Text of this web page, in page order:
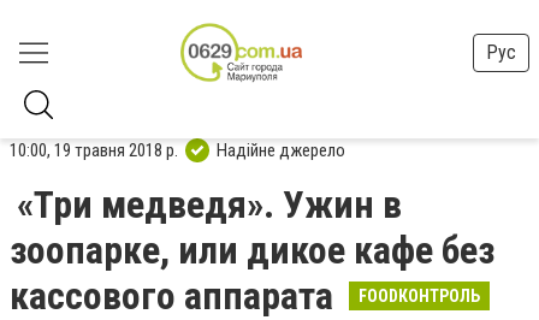
Рус
10:00, 19 травня 2018 р. Надійне джерело
«Три медведя». Ужин в
зоопарке, или дикое кафе без
кассового аппарата
FOODКОНТРОЛЬ